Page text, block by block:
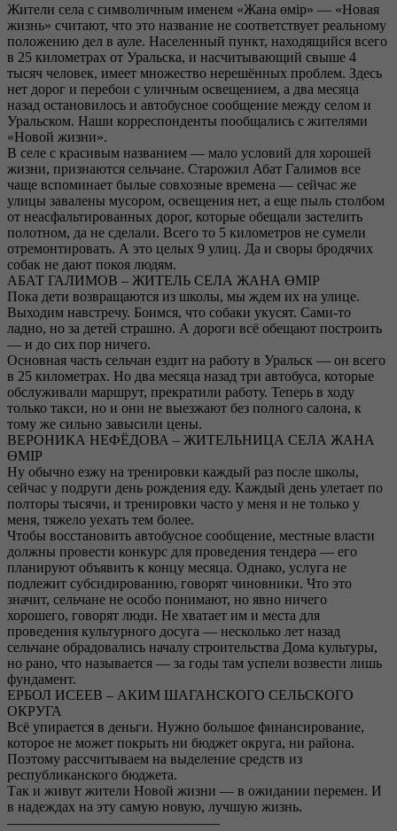
Жители села с символичным именем «Жана өмір» — «Новая
жизнь» считают, что это название не соответствует реальному
положению дел в ауле. Населенный пункт, находящийся всего
в 25 километрах от Уральска, и насчитывающий свыше 4
тысяч человек, имеет множество нерешённых проблем. Здесь
нет дорог и перебои с уличным освещением, а два месяца
назад остановилось и автобусное сообщение между селом и
Уральском. Наши корреспонденты пообщались с жителями
«Новой жизни».
В селе с красивым названием — мало условий для хорошей
жизни, признаются сельчане. Старожил Абат Галимов все
чаще вспоминает былые совхозные времена — сейчас же
улицы завалены мусором, освещения нет, а еще пыль столбом
от неасфальтированных дорог, которые обещали застелить
полотном, да не сделали. Всего то 5 километров не сумели
отремонтировать. А это целых 9 улиц. Да и своры бродячих
собак не дают покоя людям.
АБАТ ГАЛИМОВ – ЖИТЕЛЬ СЕЛА ЖАНА ӨМІР
Пока дети возвращаются из школы, мы ждем их на улице.
Выходим навстречу. Боимся, что собаки укусят. Сами-то
ладно, но за детей страшно. А дороги всё обещают построить
— и до сих пор ничего.
Основная часть сельчан ездит на работу в Уральск — он всего
в 25 километрах. Но два месяца назад три автобуса, которые
обслуживали маршрут, прекратили работу. Теперь в ходу
только такси, но и они не выезжают без полного салона, к
тому же сильно завысили цены.
ВЕРОНИКА НЕФЁДОВА – ЖИТЕЛЬНИЦА СЕЛА ЖАНА
ӨМІР
Ну обычно езжу на тренировки каждый раз после школы,
сейчас у подруги день рождения еду. Каждый день улетает по
полторы тысячи, и тренировки часто у меня и не только у
меня, тяжело уехать тем более.
Чтобы восстановить автобусное сообщение, местные власти
должны провести конкурс для проведения тендера — его
планируют объявить к концу месяца. Однако, услуга не
подлежит субсидированию, говорят чиновники. Что это
значит, сельчане не особо понимают, но явно ничего
хорошего, говорят люди. Не хватает им и места для
проведения культурного досуга — несколько лет назад
сельчане обрадовались началу строительства Дома культуры,
но рано, что называется — за годы там успели возвести лишь
фундамент.
ЕРБОЛ ИСЕЕВ – АКИМ ШАГАНСКОГО СЕЛЬСКОГО
ОКРУГА
Всё упирается в деньги. Нужно большое финансирование,
которое не может покрыть ни бюджет округа, ни района.
Поэтому рассчитываем на выделение средств из
республиканского бюджета.
Так и живут жители Новой жизни — в ожидании перемен. И
в надеждах на эту самую новую, лучшую жизнь.
———————————————